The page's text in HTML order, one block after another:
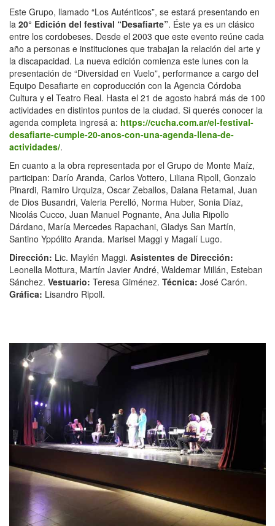
Este Grupo, llamado “Los Auténticos”, se estará presentando en
la 20° Edición del festival “Desafiarte”. Éste ya es un clásico
entre los cordobeses. Desde el 2003 que este evento reúne cada
año a personas e instituciones que trabajan la relación del arte y
la discapacidad. La nueva edición comienza este lunes con la
presentación de “Diversidad en Vuelo”, performance a cargo del
Equipo Desafiarte en coproducción con la Agencia Córdoba
Cultura y el Teatro Real. Hasta el 21 de agosto habrá más de 100
actividades en distintos puntos de la ciudad. Si querés conocer la
agenda completa ingresá a: https://cucha.com.ar/el-festival-
desafiarte-cumple-20-anos-con-una-agenda-llena-de-
actividades/.
En cuanto a la obra representada por el Grupo de Monte Maíz,
participan: Darío Aranda, Carlos Vottero, Liliana Ripoll, Gonzalo
Pinardi, Ramiro Urquiza, Oscar Zeballos, Daiana Retamal, Juan
de Dios Busandri, Valeria Perelló, Norma Huber, Sonia Díaz,
Nicolás Cucco, Juan Manuel Pognante, Ana Julia Ripollo
Dárdano, María Mercedes Rapachani, Gladys San Martín,
Santino Yppólito Aranda. Marisel Maggi y Magalí Lugo.
Dirección: Lic. Maylén Maggi. Asistentes de Dirección:
Leonella Mottura, Martín Javier André, Waldemar Millán, Esteban
Sánchez. Vestuario: Teresa Giménez. Técnica: José Carón.
Gráfica: Lisandro Ripoll.